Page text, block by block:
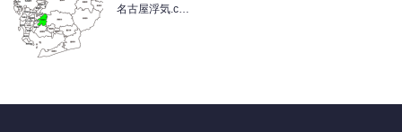
名古屋浮気.c…